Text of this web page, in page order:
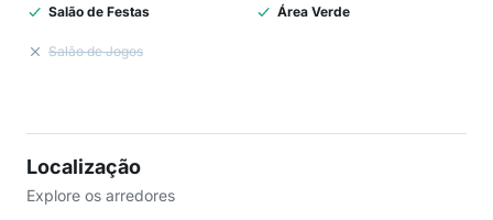
Salão de Festas Área Verde
Salão de Jogos
Localização
Explore os arredores